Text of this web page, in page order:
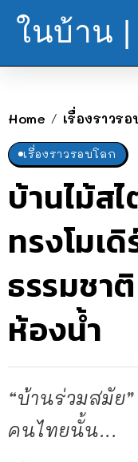
ในบ้าน |
Home / เรื่องราวร
เรื่องราวรอบโลก
บ้านไม้ส
ทรงโมเ
ธรรมชา
ห้องน้ำ
“บ้านร่วมสมัย
คนไทยนั้น...